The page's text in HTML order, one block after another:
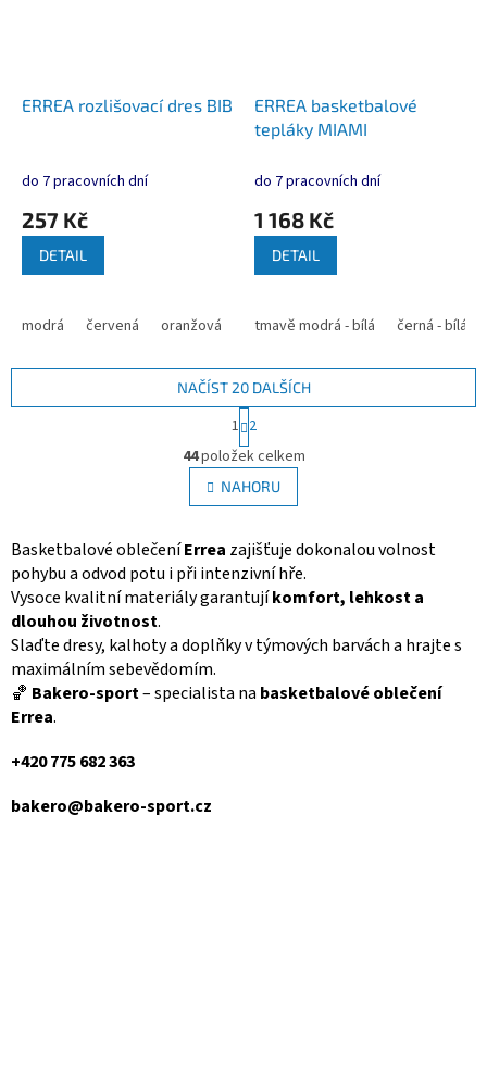
ERREA rozlišovací dres BIB
do 7 pracovních dní
257 Kč
DETAIL
modrá červená oranžová růžová neon žlutá neon zelená
ERREA basketbalové
tepláky MIAMI
do 7 pracovních dní
1 168 Kč
DETAIL
tmavě modrá - bílá černá - bílá
O
v
l
á
a
c
í
p
v
y
NAČÍST 20 DALŠÍCH
S
t
r
á
n
k
v
á
n
í
1 2
44položek celkem
NAHORU
Basketbalové oblečeníErrea zajišťuje dokonalou volnost
pohybu a odvod potu i při intenzivní hře.
Vysoce kvalitní materiály garantujíkomfort, lehkost a
dlouhou životnost.
Slaďte dresy, kalhoty a doplňky v týmových barvách a hrajte s
maximálním sebevědomím.
🏀 Bakero-sport– specialista na basketbalové oblečení
Errea.
+420 775 682 363
bakero@bakero-sport.cz